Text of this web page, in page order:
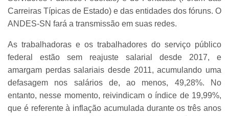
Carreiras Típicas de Estado) e das entidades dos fóruns. O
ANDES-SN fará a transmissão em suas redes.
As trabalhadoras e os trabalhadores do serviço público
federal estão sem reajuste salarial desde 2017, e
amargam perdas salariais desde 2011, acumulando uma
defasagem nos salários de, ao menos, 49,28%. No
entanto, nesse momento, reivindicam o índice de 19,99%,
que é referente à inflação acumulada durante os três anos